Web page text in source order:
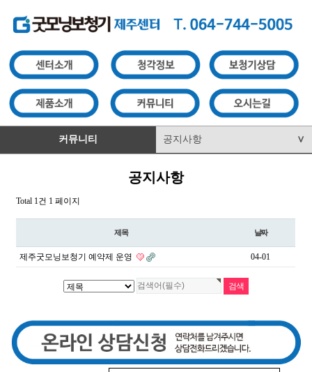
커뮤니티 공지사항 ∨
공지사항
Total 1건 1 페이지
제목 날짜
제주굿모닝보청기 예약제 운영 04-01